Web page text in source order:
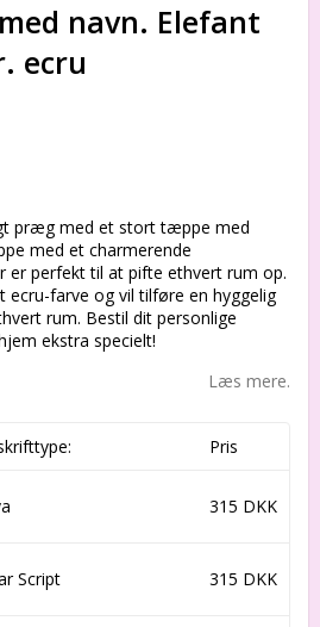
navn. Elefant
ecru
præg med et stort tæppe med
med et charmerende
er perfekt til at pifte ethvert rum op.
farve og vil tilføre en hyggelig
rum. Bestil dit personlige
ekstra specielt!
Læs mere.
Pris
315 DKK
Script 315 DKK